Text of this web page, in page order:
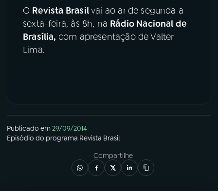
YouTube Facebook
Instagram X
O Revista Brasilvai ao ar de segunda a
sexta-feira, às 8h, na Rádio Nacional de
Brasília, com apresentação de Valter
Lima.
Publicado em29/09/2014
Episódio do programa Revista Brasil
Compartilhe